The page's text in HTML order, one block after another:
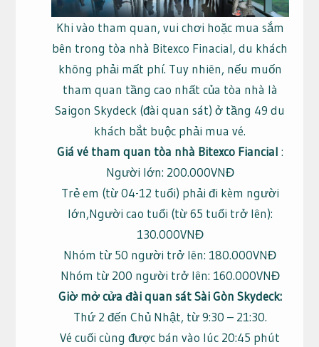
Khi vào tham quan, vui chơi hoặc mua sắm
bên trong tòa nhà Bitexco Finacial, du khách
không phải mất phí. Tuy nhiên, nếu muốn
tham quan tầng cao nhất của tòa nhà là
Saigon Skydeck (đài quan sát) ở tầng 49 du
khách bắt buộc phải mua vé.
Giá vé tham quan tòa nhà Bitexco Fiancial :
Người lớn: 200.000VNĐ
Trẻ em (từ 04-12 tuổi) phải đi kèm người
lớn,Người cao tuổi (từ 65 tuổi trở lên):
130.000VNĐ
Nhóm từ 50 người trở lên: 180.000VNĐ
Nhóm từ 200 người trở lên: 160.000VNĐ
Giờ mở cửa đài quan sát Sài Gòn Skydeck:
Thứ 2 đến Chủ Nhật, từ 9:30 – 21:30.
Vé cuối cùng được bán vào lúc 20:45 phút